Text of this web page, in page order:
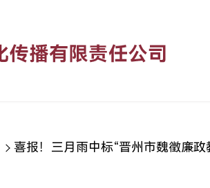
喜报！三月雨中标“晋州市魏徵廉政